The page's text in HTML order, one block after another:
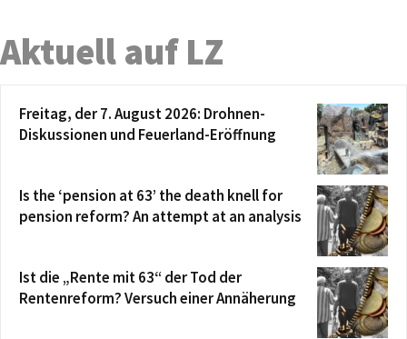
Aktuell auf LZ
Freitag, der 7. August 2026: Drohnen-
Diskussionen und Feuerland-Eröffnung
Is the ‘pension at 63’ the death knell for
pension reform? An attempt at an analysis
Ist die „Rente mit 63“ der Tod der
Rentenreform? Versuch einer Annäherung